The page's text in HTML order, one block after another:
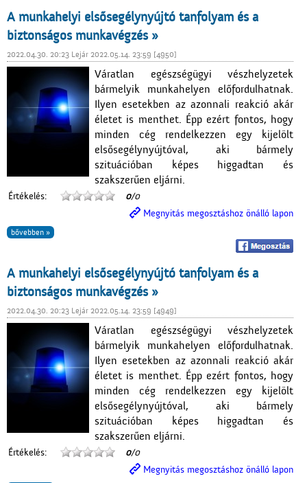
A munkahelyi elsősegélynyújtó tanfolyam és a
biztonságos munkavégzés »
2022.04.30. 20:23 Lejár 2022.05.14. 23:59 [4950]
Váratlan egészségügyi vészhelyzetek
bármelyik munkahelyen előfordulhatnak.
Ilyen esetekben az azonnali reakció akár
életet is menthet. Épp ezért fontos, hogy
minden cég rendelkezzen egy kijelölt
elsősegélynyújtóval, aki bármely
szituációban képes higgadtan és
szakszerűen eljárni.
Értékelés: 0/0
Megnyitás megosztáshoz önálló lapon
bővebben »
A munkahelyi elsősegélynyújtó tanfolyam és a
biztonságos munkavégzés »
2022.04.30. 20:23 Lejár 2022.05.14. 23:59 [4949]
Váratlan egészségügyi vészhelyzetek
bármelyik munkahelyen előfordulhatnak.
Ilyen esetekben az azonnali reakció akár
életet is menthet. Épp ezért fontos, hogy
minden cég rendelkezzen egy kijelölt
elsősegélynyújtóval, aki bármely
szituációban képes higgadtan és
szakszerűen eljárni.
Értékelés: 0/0
Megnyitás megosztáshoz önálló lapon